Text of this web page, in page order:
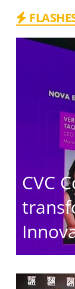
CVC